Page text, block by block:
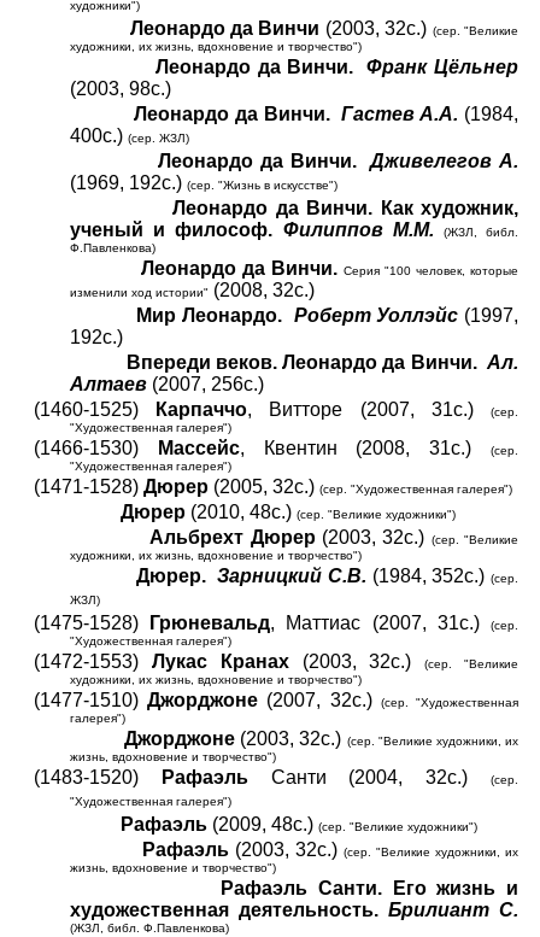
художники")
Леонардо да Винчи (2003, 32с.) (сер. "Великие
художники, их жизнь, вдохновение и творчество")
Леонардо да Винчи.Франк Цёльнер
(2003, 98с.)
Леонардо да Винчи. Гастев А.А. (1984,
400с.) (сер. ЖЗЛ)
Леонардо да Винчи.Дживелегов А.
(1969, 192с.) (сер. "Жизнь в искусстве")
Леонардо да Винчи. Как художник,
ученый и философ. Филиппов М.М.
(ЖЗЛ, библ.
Ф.Павленкова)
Леонардо да Винчи. Серия "100 человек, которые
изменили ход истории" (2008, 32с.)
Мир Леонардо. Роберт Уоллэйс (1997,
192с.)
Впереди веков. Леонардо да Винчи. Ал.
Алтаев (2007, 256с.)
(1460-1525)
Карпаччо, Витторе (2007, 31с.)(сер.
"Художественная галерея")
(1466-1530) Массейс, Квентин (2008, 31с.)(сер.
"Художественная галерея")
(1471-1528) Дюрер (2005, 32с.) (сер. "Художественная галерея")
Дюрер (2010, 48с.) (сер. "Великие художники")
Альбрехт Дюрер(2003, 32с.) (сер. "Великие
художники, их жизнь, вдохновение и творчество")
Дюрер.Зарницкий С.В. (1984, 352с.)(сер.
ЖЗЛ)
(1475-1528) Грюневальд, Маттиас (2007, 31с.)(сер.
"Художественная галерея")
(1472-1553) Лукас Кранах(2003, 32с.)(сер. "Великие
художники, их жизнь, вдохновение и творчество")
(1477-1510)Джорджоне (2007, 32с.)
(сер. "Художественная
галерея")
Джорджоне (2003, 32с.) (сер. "Великие художники, их
жизнь, вдохновение и творчество")
(1483-1520) Рафаэль Санти (2004, 32с.)(сер.
"Художественная галерея")
Рафаэль (2009, 48с.) (сер. "Великие художники")
Рафаэль (2003, 32с.) (сер. "Великие художники, их
жизнь, вдохновение и творчество")
Рафаэль Санти. Его жизнь и
художественная деятельность. Брилиант С.
(ЖЗЛ, библ. Ф.Павленкова)